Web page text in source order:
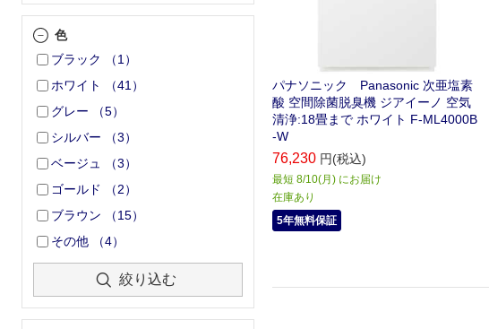
色
ブラック
（1 ）
ホワイト
（41 ）
グレー
（5）
シルバー
（3）
ベージュ
（3）
ゴールド
（2）
ブラウン
（15）
その他
（4）
絞り込む
パナソニック Panasonic 次亜塩素
酸 空間除菌脱臭機 ジアイーノ 空気
清浄:18畳まで ホワイト F-ML4000B
-W
76,230 円(税込)
最短 8/10(月) にお届け
在庫あり
5年無料保証